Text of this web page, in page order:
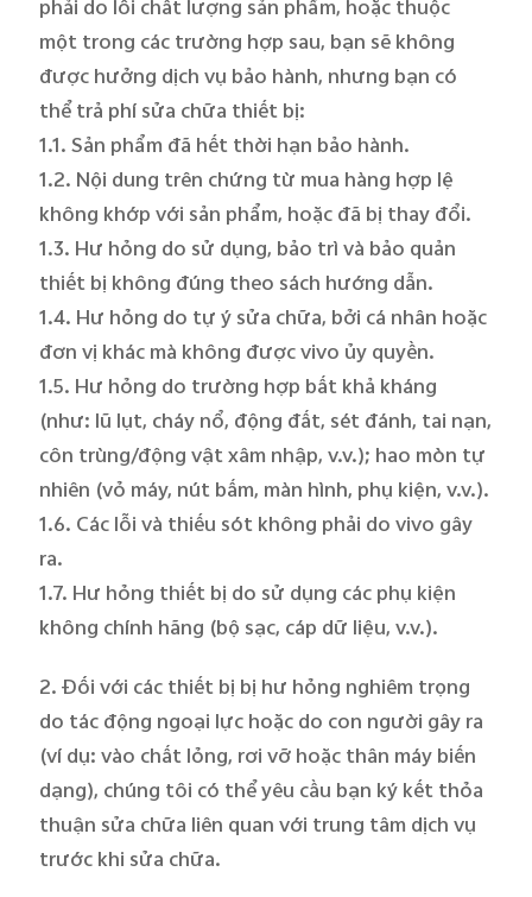
phải do lỗi chất lượng sản phẩm, hoặc thuộc
một trong các trường hợp sau, bạn sẽ không
được hưởng dịch vụ bảo hành, nhưng bạn có
thể trả phí sửa chữa thiết bị:
1.1. Sản phẩm đã hết thời hạn bảo hành.
1.2. Nội dung trên chứng từ mua hàng hợp lệ
không khớp với sản phẩm, hoặc đã bị thay đổi.
1.3. Hư hỏng do sử dụng, bảo trì và bảo quản
thiết bị không đúng theo sách hướng dẫn.
1.4. Hư hỏng do tự ý sửa chữa, bởi cá nhân hoặc
đơn vị khác mà không được vivo ủy quyền.
1.5. Hư hỏng do trường hợp bất khả kháng
(như: lũ lụt, cháy nổ, động đất, sét đánh, tai nạn,
côn trùng/động vật xâm nhập, v.v.); hao mòn tự
nhiên (vỏ máy, nút bấm, màn hình, phụ kiện, v.v.).
1.6. Các lỗi và thiếu sót không phải do vivo gây
ra.
1.7. Hư hỏng thiết bị do sử dụng các phụ kiện
không chính hãng (bộ sạc, cáp dữ liệu, v.v.).
2. Đối với các thiết bị bị hư hỏng nghiêm trọng
do tác động ngoại lực hoặc do con người gây ra
(ví dụ: vào chất lỏng, rơi vỡ hoặc thân máy biến
dạng), chúng tôi có thể yêu cầu bạn ký kết thỏa
thuận sửa chữa liên quan với trung tâm dịch vụ
trước khi sửa chữa.